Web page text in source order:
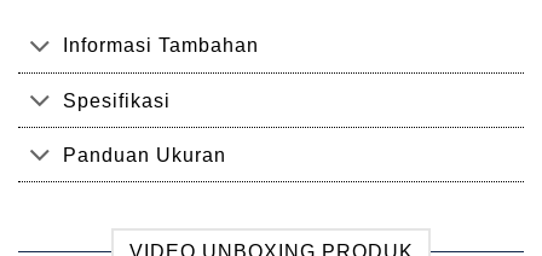
Informasi Tambahan
Spesifikasi
Panduan Ukuran
VIDEO UNBOXING PRODUK